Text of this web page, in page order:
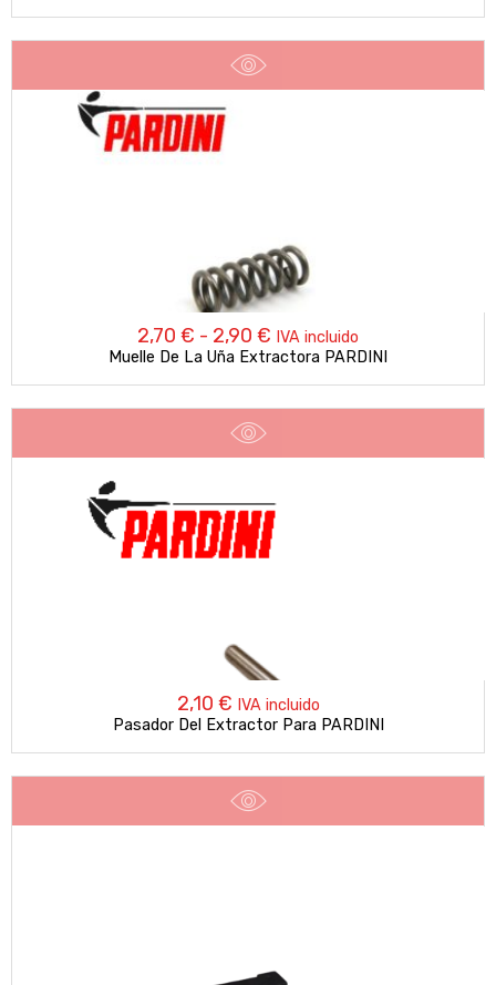
2,70 € - 2,90 € Rango
de
precios:
hasta
2,90 €
IVA incluido
Muelle De La Uña Extractora PARDINI
2,10 € IVA incluido
Pasador Del Extractor Para PARDINI